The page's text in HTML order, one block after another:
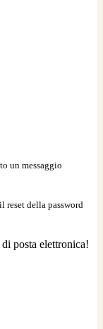
un messaggio
reset della password
posta elettronica!